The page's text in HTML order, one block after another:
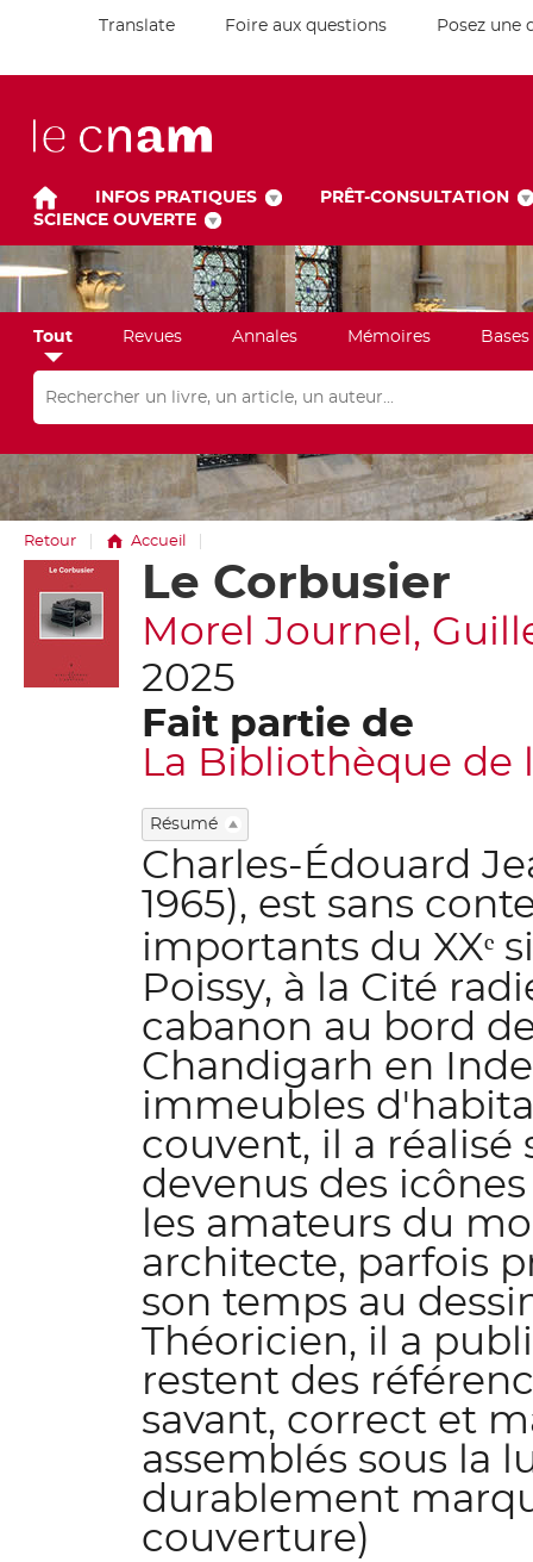
Translate Foire aux questions Posez une
INFOS PRATIQUES
PRÊT-CONSULTATION
SCIENCE OUVERTE
Tout Revues Annales Mémoires
Rechercher dans "Tout"
Retour Accueil
Détail
document
Le Corbusier
Morel Journel,
2025
Fait partie de
La Bibliothèque de
Résumé
Charles-Édouard
1965), est sans
importants du XXᵉ
Poissy, à la Cité
cabanon au bord
Chandigarh en
immeubles
couvent, il a
devenus des
les amateurs du
architecte, parfois
son temps au
Théoricien, il a
restent des
savant, correct et
assemblés sous la
durablement
couverture)